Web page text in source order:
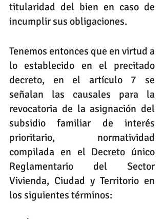
titularidad del bien en caso de
incumplir sus obligaciones.
Tenemos entonces que en virtud a
lo establecido en el precitado
decreto, en el artículo 7 se
señalan las causales para la
revocatoria de la asignación del
subsidio familiar de interés
prioritario, normatividad
compilada en el Decreto único
Reglamentario del Sector
Vivienda, Ciudad y Territorio en
los siguientes términos: